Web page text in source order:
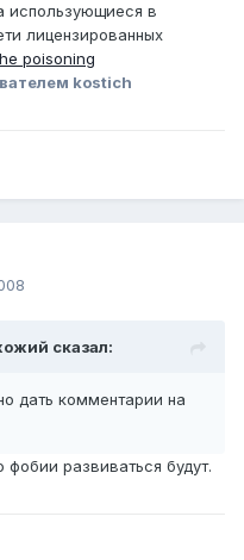
в
лицензированных
poisoning
kostich
сказал:
дать комментарии на
фобии развиваться будут.